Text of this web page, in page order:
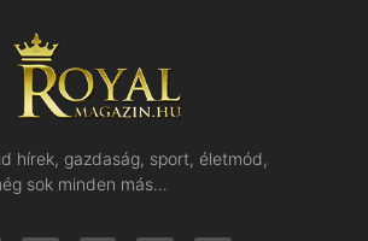
hírek, gazdaság, sport, életmód,
sok minden más…